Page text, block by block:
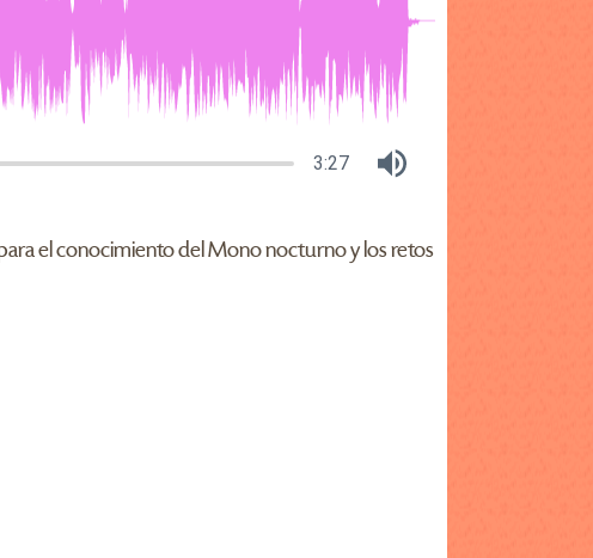
3:27
el conocimiento del Mono nocturno y los retos